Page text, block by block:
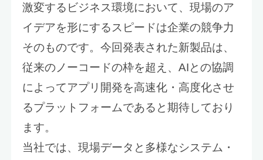
激変するビジネス環境において、現場のア
イデアを形にするスピードは企業の競争力
そのものです。今回発表された新製品は、
従来のノーコードの枠を超え、AIとの協調
によってアプリ開発を高速化・高度化させ
るプラットフォームであると期待しており
ます。
当社では、現場データと多様なシステム・